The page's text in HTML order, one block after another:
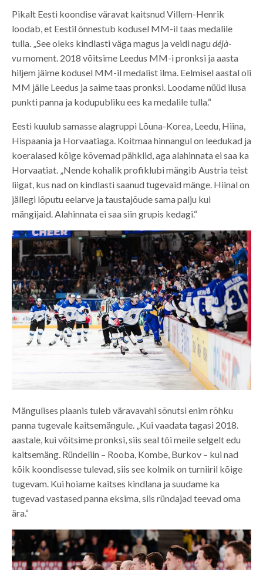
Pikalt Eesti koondise väravat kaitsnud Villem-Henrik
loodab, et Eestil õnnestub kodusel MM-il taas medalile
tulla. „See oleks kindlasti väga magus ja veidi nagudéjà-
vumoment. 2018 võitsime Leedus MM-i pronksi ja aasta
hiljem jäime kodusel MM-il medalist ilma. Eelmisel aastal oli
MM jälle Leedus ja saime taas pronksi. Loodame nüüd ilusa
punkti panna ja kodupubliku ees ka medalile tulla.“
Eesti kuulub samasse alagruppi Lõuna-Korea, Leedu, Hiina,
Hispaania ja Horvaatiaga. Koitmaa hinnangul on leedukad ja
koeralased kõige kõvemad pähklid, aga alahinnata ei saa ka
Horvaatiat. „Nende kohalik profiklubi mängib Austria teist
liigat, kus nad on kindlasti saanud tugevaid mänge. Hiinal on
jällegi lõputu eelarve ja taustajõude sama palju kui
mängijaid. Alahinnata ei saa siin grupis kedagi.“
Mängulises plaanis tuleb väravavahi sõnutsi enim rõhku
panna tugevale kaitsemängule. „Kui vaadata tagasi 2018.
aastale, kui võitsime pronksi, siis seal tõi meile selgelt edu
kaitsemäng. Ründeliin – Rooba, Kombe, Burkov – kui nad
kõik koondisesse tulevad, siis see kolmik on turniiril kõige
tugevam. Kui hoiame kaitses kindlana ja suudame ka
tugevad vastased panna eksima, siis ründajad teevad oma
ära.“